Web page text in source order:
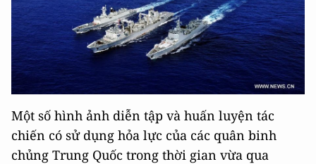
Một số hình ảnh diễn tập và huấn luyện tác
chiến có sử dụng hỏa lực của các quân binh
chủng Trung Quốc trong thời gian vừa qua